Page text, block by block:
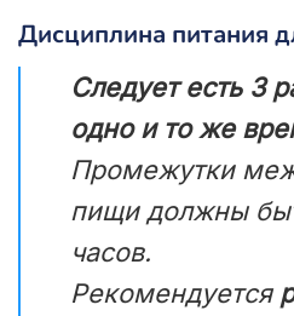
Дисциплина питания
Следует есть 3
одно и то же
Промежутки
пищи должны
часов.
Рекомендуется